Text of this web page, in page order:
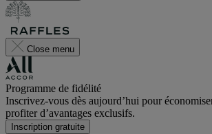
Close menu
Programme de fidélité
Inscrivez-vous dès aujourd’hui pour
profiter d’avantages exclusifs.
Inscription gratuite